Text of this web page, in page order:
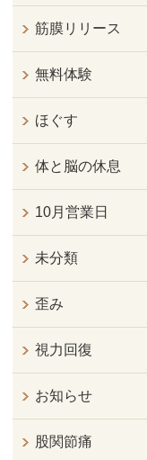
筋膜リリース
無料体験
ほぐす
体と脳の休息
10月営業日
未分類
歪み
視力回復
お知らせ
股関節痛